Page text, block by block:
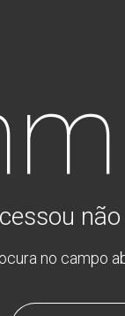
no campo